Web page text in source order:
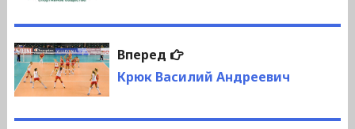
Вперед
Следующая
запись:
Крюк Василий Андреевич